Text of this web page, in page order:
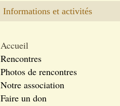
Informations et activités
Accueil
Rencontres
Photos de rencontres
Notre association
Faire un don